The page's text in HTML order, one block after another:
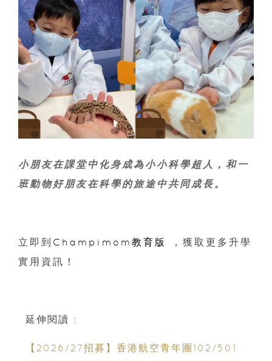
小朋友在課堂中化身成為小小科學超人，和一
班動物好朋友在科學的旅途中共同成長。
立即到 Champimom教育版
，獲取更多升學
實用資訊！
延伸閱讀 :
【2026/27招募】香港航空青年團102/501